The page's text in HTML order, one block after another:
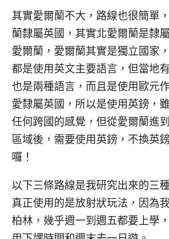
其實愛爾蘭不大，路線也很簡單
蘭隸屬英國，其實北愛爾蘭是隸
愛爾蘭，愛爾蘭其實是獨立國家
都是使用英文主要語言，但當地
也是兩種語言，而且是使用歐元
愛隸屬英國，所以是使用英鎊，
任何跨國的感覺，但從愛爾蘭進
區域後，需要使用英鎊，不換英
囉！
以下三條路線是我研究出來的三
真正使用的是放射狀玩法，因為
柏林，幾乎週一到週五都要上學